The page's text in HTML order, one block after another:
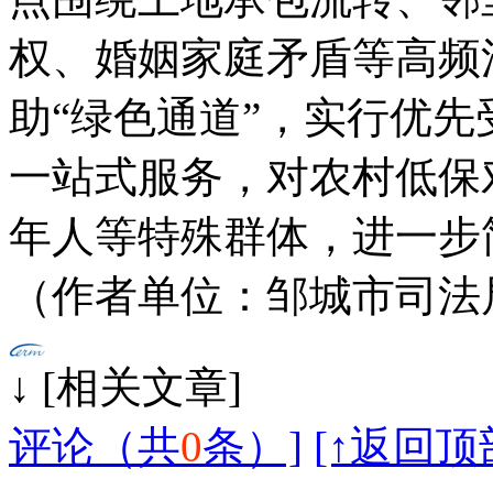
权、婚姻家庭矛盾等高
助“绿色通道”，实行优
一站式服务，对农村低
年人等特殊群体，进一
（作者单位：邹城市司
↓ [相
评论（共0条）] [↑返回顶